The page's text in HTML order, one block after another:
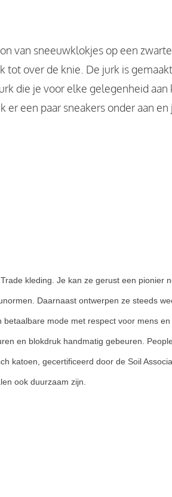
van sneeuwklokjes op een
over de knie. De jurk is
die je voor elke gelegenheid
een paar sneakers onder aan
kleding. Je kan ze gerust een pionier
Daarnaast ontwerpen ze steeds
mode met respect voor mens
en blokdruk handmatig gebeuren.
katoen, gecertificeerd door de Soil
ook duurzaam zijn.